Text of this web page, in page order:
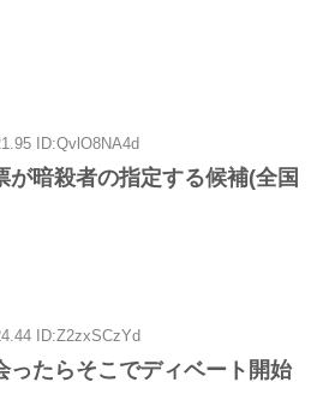
ID:QvlO8NA4d
が暗殺者の指定する候補(全国
ID:Z2zxSCzYd
ったらそこでディベート開始